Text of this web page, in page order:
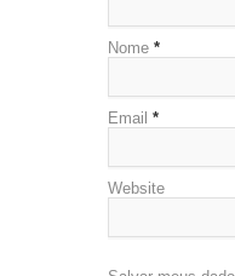
Nome *
Email *
Website